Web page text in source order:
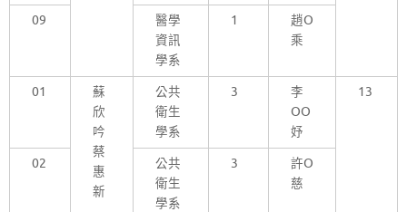
09
醫學
資訊
學系
1
趙O
乘
01
蘇
欣
吟
蔡
惠
新
公共
衛生
學系
3
李
OO
妤
13
02
公共
衛生
學系
3
許O
慈